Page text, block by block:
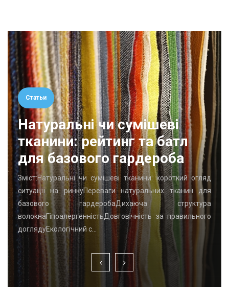
Статьи
Натуральні чи сумішеві
тканини: рейтинг та батл
для базового гардероба
Зміст:Натуральні чи сумішеві тканини: короткий огляд
ситуації на ринкуПереваги натуральних тканин для
базового гардеробаДихаюча структура
волокнаГіпоалергенністьДовговічність за правильного
доглядуЕкологічний с…